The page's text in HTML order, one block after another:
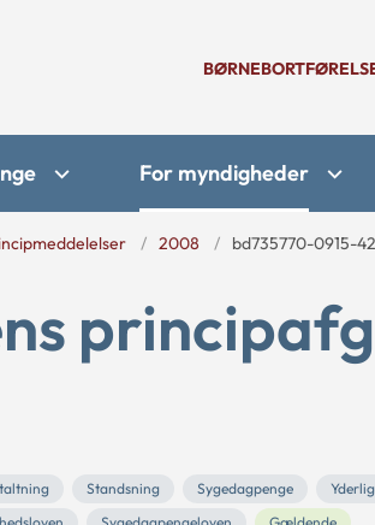
For myndigheder
2008 bd735770-0915-
Standsning Sygedagpenge